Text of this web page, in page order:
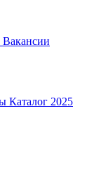
Вакансии
Каталог 2025